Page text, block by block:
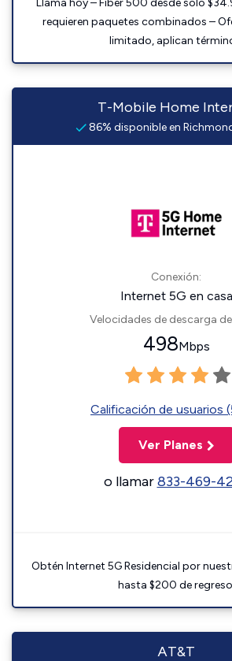
Llama hoy – Fiber 500 desde solo
requieren paquetes combinados –
limitado, aplican
T-Mobile Home
86% disponible en
Conexión:
Internet 5G en casa
Velocidades de descarga
498Mbps
Calificación de usuarios
Ver Planes
o llamar833-469-
Obtén Internet 5G Residencial por
hasta $200 de
AT&T